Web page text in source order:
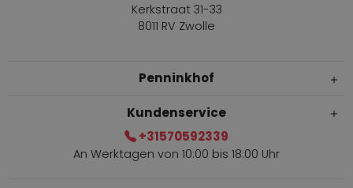
Kerkstraat 31-33
8011 RV Zwolle
Penninkhof
Kundenservice
+31570592339
An Werktagen von 10:00 bis 18:00 Uhr